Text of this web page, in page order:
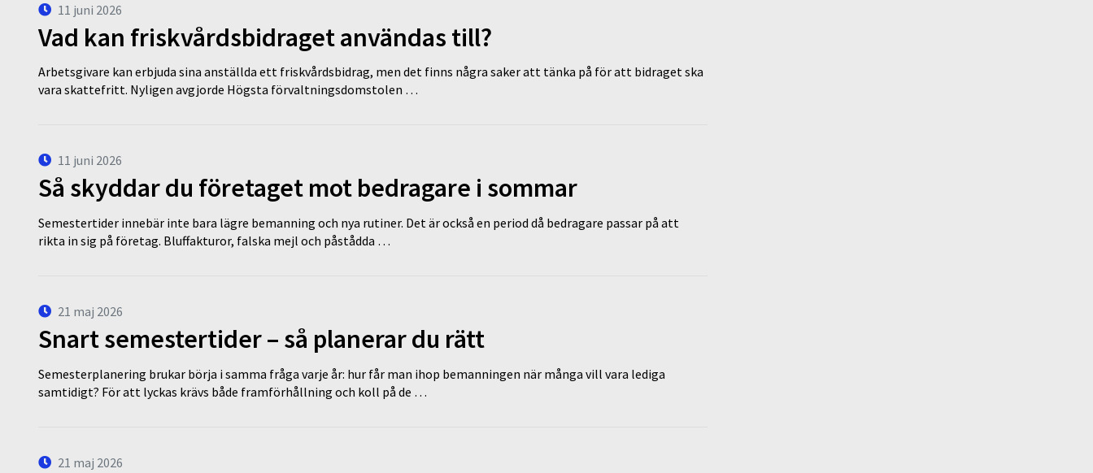
11 juni 2026
Vad kan friskvårdsbidraget användas till?
Arbetsgivare kan erbjuda sina anställda ett friskvårdsbidrag, men det finns några saker att tänka på för att bidraget ska
vara skattefritt. Nyligen avgjorde Högsta förvaltningsdomstolen …
11 juni 2026
Så skyddar du företaget mot bedragare i sommar
Semestertider innebär inte bara lägre bemanning och nya rutiner. Det är också en period då bedragare passar på att
rikta in sig på företag. Bluffakturor, falska mejl och påstådda …
21 maj 2026
Snart semestertider – så planerar du rätt
Semesterplanering brukar börja i samma fråga varje år: hur får man ihop bemanningen när många vill vara lediga
samtidigt? För att lyckas krävs både framförhållning och koll på de …
21 maj 2026